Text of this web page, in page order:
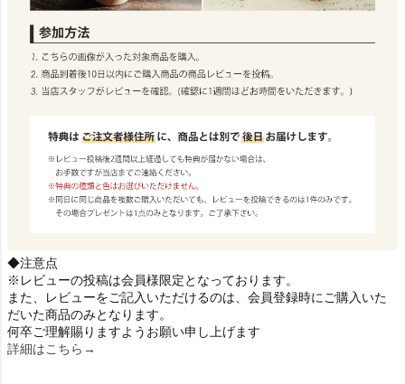
◆注意点
※レビューの投稿は会員様限定となっております。
また、レビューをご記入いただけるのは、会員登録時にご購入いた
だいた商品のみとなります。
何卒ご理解賜りますようお願い申し上げます
詳細はこちら→